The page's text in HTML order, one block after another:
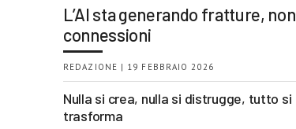
L’AI sta generando fratture, non
connessioni
REDAZIONE | 19 FEBBRAIO 2026
Nulla si crea, nulla si distrugge, tutto si
trasforma